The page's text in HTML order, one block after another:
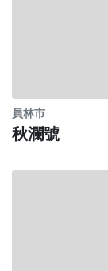
員林市
秋瀾號